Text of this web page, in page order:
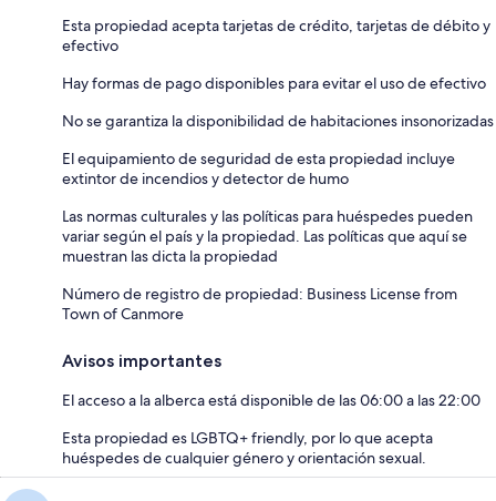
Esta propiedad acepta tarjetas de crédito, tarjetas de débito y
efectivo
Hay formas de pago disponibles para evitar el uso de efectivo
No se garantiza la disponibilidad de habitaciones insonorizadas
El equipamiento de seguridad de esta propiedad incluye
extintor de incendios y detector de humo
Las normas culturales y las políticas para huéspedes pueden
variar según el país y la propiedad. Las políticas que aquí se
muestran las dicta la propiedad
Número de registro de propiedad: Business License from
Town of Canmore
Avisos importantes
El acceso a la alberca está disponible de las 06:00 a las 22:00
Esta propiedad es LGBTQ+ friendly, por lo que acepta
huéspedes de cualquier género y orientación sexual.